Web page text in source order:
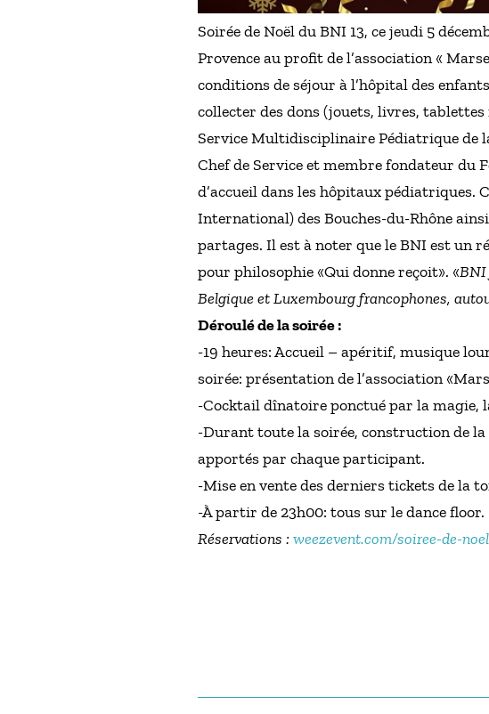
Soirée de Noël du BNI 13, ce jeudi 5
Provence au profit de l’association «
conditions de séjour à l’hôpital des
collecter des dons (jouets, livres,
Service Multidisciplinaire Pédiatrique de
Chef de Service et membre fondateur du
d’accueil dans les hôpitaux pédiatriques.
International) des Bouches-du-Rhône
partages. Il est à noter que le BNI est un
pour philosophie «Qui donne reçoit». «BNI
Belgique et Luxembourg francophones,
Déroulé de la soirée :
-19 heures: Accueil – apéritif, musique
soirée: présentation de l’association
-Cocktail dînatoire ponctué par la magie,
-Durant toute la soirée, construction de la
apportés par chaque participant.
-Mise en vente des derniers tickets de la
-À partir de 23h00: tous sur le dance floor.
Réservations :weezevent.com/soiree-de-